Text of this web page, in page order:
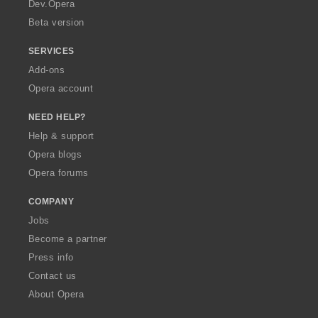
Dev.Opera
Beta version
SERVICES
Add-ons
Opera account
NEED HELP?
Help & support
Opera blogs
Opera forums
COMPANY
Jobs
Become a partner
Press info
Contact us
About Opera